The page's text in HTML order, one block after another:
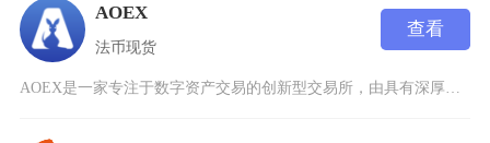
AOEX
法币现货
查看